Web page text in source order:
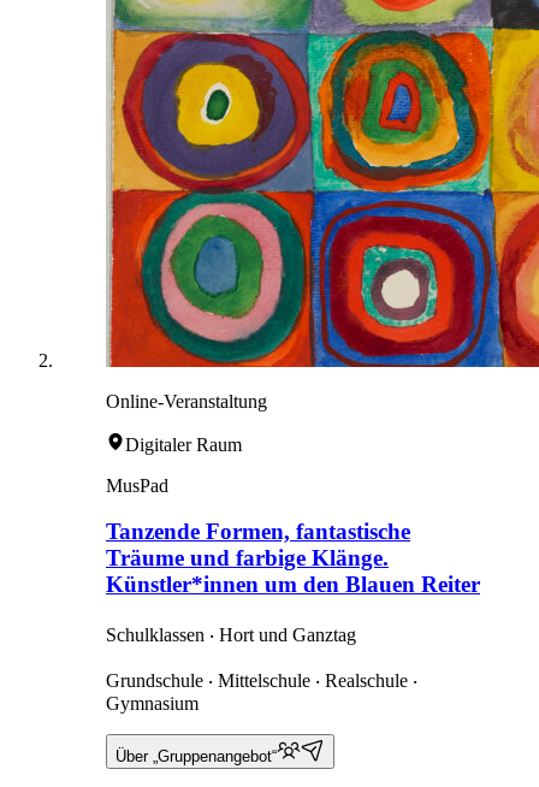
Online-Veranstaltung
Digitaler Raum
MusPad
Tanzende Formen, fantastische
Träume und farbige Klänge.
Künstler*innen um den Blauen Reiter
Schulklassen ‧ Hort und Ganztag
Grundschule ‧ Mittelschule ‧ Realschule ‧
Gymnasium
Über „Gruppenangebot“